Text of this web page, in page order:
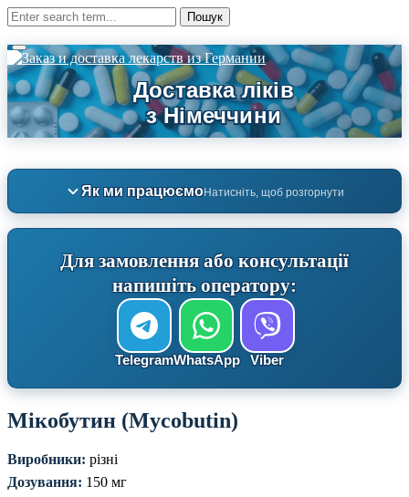
Як ми працюємоНатисніть, щоб розгорнути
Для замовлення або консультації
напишіть оператору:
TelegramWhatsApp Viber
Мікобутин (Mycobutin)
Виробники: різні
Дозування: 150 мг